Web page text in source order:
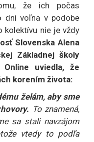
že ich počas
dní voľna v podobe
kolektívu nie je vždy
Slovenska Alena
Základnej školy
uviedla, že
korením života:
želám, aby sme
To znamená,
sa stali navzájom
vtedy to podľa